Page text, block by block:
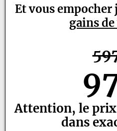
Et vous empocher
gains
Attention, le prix
dans